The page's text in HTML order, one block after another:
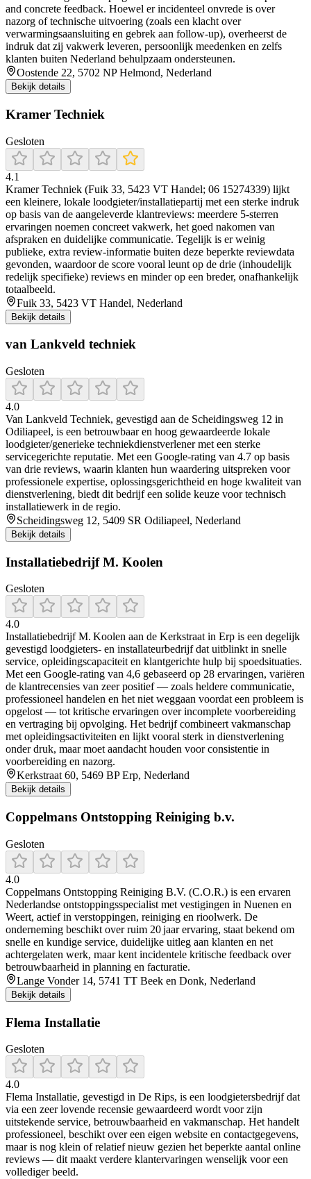
and concrete feedback. Hoewel er incidenteel onvrede is over
nazorg of technische uitvoering (zoals een klacht over
verwarmingsaansluiting en gebrek aan follow‑up), overheerst de
indruk dat zij vakwerk leveren, persoonlijk meedenken en zelfs
klanten buiten Nederland behulpzaam ondersteunen.
Oostende 22, 5702 NP Helmond, Nederland
Bekijk details
Kramer Techniek
Gesloten
4.1
Kramer Techniek (Fuik 33, 5423 VT Handel; 06 15274339) lijkt
een kleinere, lokale loodgieter/installatiepartij met een sterke indruk
op basis van de aangeleverde klantreviews: meerdere 5-sterren
ervaringen noemen concreet vakwerk, het goed nakomen van
afspraken en duidelijke communicatie. Tegelijk is er weinig
publieke, extra review-informatie buiten deze beperkte reviewdata
gevonden, waardoor de score vooral leunt op de drie (inhoudelijk
redelijk specifieke) reviews en minder op een breder, onafhankelijk
totaalbeeld.
Fuik 33, 5423 VT Handel, Nederland
Bekijk details
van Lankveld techniek
Gesloten
4.0
Van Lankveld Techniek, gevestigd aan de Scheidingsweg 12 in
Odiliapeel, is een betrouwbaar en hoog gewaardeerde lokale
loodgieter/generieke techniekdienstverlener met een sterke
servicegerichte reputatie. Met een Google-rating van 4.7 op basis
van drie reviews, waarin klanten hun waardering uitspreken voor
professionele expertise, oplossingsgerichtheid en hoge kwaliteit van
dienstverlening, biedt dit bedrijf een solide keuze voor technisch
installatiewerk in de regio.
Scheidingsweg 12, 5409 SR Odiliapeel, Nederland
Bekijk details
Installatiebedrijf M. Koolen
Gesloten
4.0
Installatiebedrijf M. Koolen aan de Kerkstraat in Erp is een degelijk
gevestigd loodgieters- en installateurbedrijf dat uitblinkt in snelle
service, opleidingscapaciteit en klantgerichte hulp bij spoedsituaties.
Met een Google-rating van 4,6 gebaseerd op 28 ervaringen, variëren
de klantrecensies van zeer positief — zoals heldere communicatie,
professioneel handelen en het niet weggaan voordat een probleem is
opgelost — tot kritische ervaringen over incomplete voorbereiding
en vertraging bij opvolging. Het bedrijf combineert vakmanschap
met opleidingsactiviteiten en lijkt vooral sterk in dienstverlening
onder druk, maar moet aandacht houden voor consistentie in
voorbereiding en nazorg.
Kerkstraat 60, 5469 BP Erp, Nederland
Bekijk details
Coppelmans Ontstopping Reiniging b.v.
Gesloten
4.0
Coppelmans Ontstopping Reiniging B.V. (C.O.R.) is een ervaren
Nederlandse ontstoppingsspecialist met vestigingen in Nuenen en
Weert, actief in verstoppingen, reiniging en rioolwerk. De
onderneming beschikt over ruim 20 jaar ervaring, staat bekend om
snelle en kundige service, duidelijke uitleg aan klanten en net
achtergelaten werk, maar kent incidentele kritische feedback over
betrouwbaarheid in planning en facturatie.
Lange Vonder 14, 5741 TT Beek en Donk, Nederland
Bekijk details
Flema Installatie
Gesloten
4.0
Flema Installatie, gevestigd in De Rips, is een loodgietersbedrijf dat
via een zeer lovende recensie gewaardeerd wordt voor zijn
uitstekende service, betrouwbaarheid en vakmanschap. Het handelt
professioneel, beschikt over een eigen website en contactgegevens,
maar is nog klein of relatief nieuw gezien het beperkte aantal online
reviews — dit maakt verdere klantervaringen wenselijk voor een
vollediger beeld.